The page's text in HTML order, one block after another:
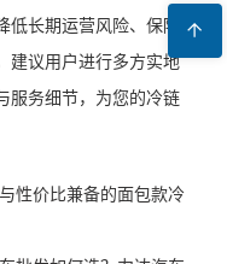
长期运营风险、保障
建议用户进行多方实地
服务细节，为您的冷链
性价比兼备的面包款冷